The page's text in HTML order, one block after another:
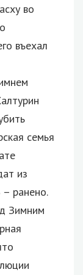
во
въехал
семья
из
– ранено.
Зимним